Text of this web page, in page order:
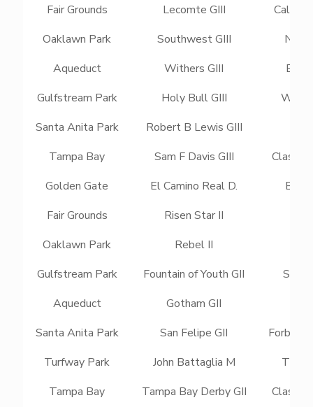
Fair Grounds
Lecomte GIII
Call
Oaklawn Park
Southwest GIII
Aqueduct
Withers GIII
Gulfstream Park
Holy Bull GIII
Santa Anita Park
Robert B Lewis GIII
Tampa Bay
Sam F Davis GIII
Classic
Golden Gate
El Camino Real D.
Fair Grounds
Risen Star II
Oaklawn Park
Rebel II
Gulfstream Park
Fountain of Youth GII
Aqueduct
Gotham GII
Santa Anita Park
San Felipe GII
Turfway Park
John Battaglia M
Tiz
Tampa Bay
Tampa Bay Derby GII
Classic